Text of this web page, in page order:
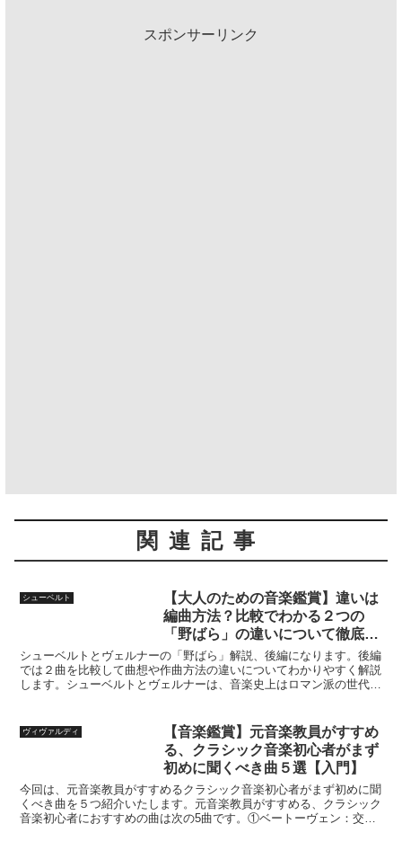
スポンサーリンク
関連記事
シューベルト
【大人のための音楽鑑賞】違いは
編曲方法？比較でわかる２つの
「野ばら」の違いについて徹底解
説！【後編】
シューベルトとヴェルナーの「野ばら」解説、後編になります。後編
では２曲を比較して曲想や作曲方法の違いについてわかりやすく解説
します。シューベルトとヴェルナーは、音楽史上はロマン派の世代に
した時期になります。
ヴィヴァルディ
【音楽鑑賞】元音楽教員がすすめ
る、クラシック音楽初心者がまず
初めに聞くべき曲５選【入門】
今回は、元音楽教員がすすめるクラシック音楽初心者がまず初めに聞
くべき曲を５つ紹介いたします。元音楽教員がすすめる、クラシック
音楽初心者におすすめの曲は次の5曲です。①ベートーヴェン：交響